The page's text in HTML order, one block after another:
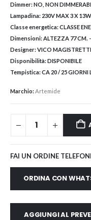
Dimmer:NO, NON
Lampadina: 230V MAX 3 X
Classe energetica:CLASSE
Dimensioni:ALTEZZA 77 CM.
Designer:VICO
Disponibilità:DISPONIBILE
Tempistica:CA 20 / 25 GIORNI
Marchio:Artemide
FAI UN ORDINE
ORDINA CON
AGGIUNGI AL